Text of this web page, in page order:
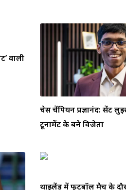
वाली
चेस चैंपियन प्रज्ञानंद: सेंट
टूर्नामेंट के बने विजेता
थाईलैंड में फुटबॉल मैच के